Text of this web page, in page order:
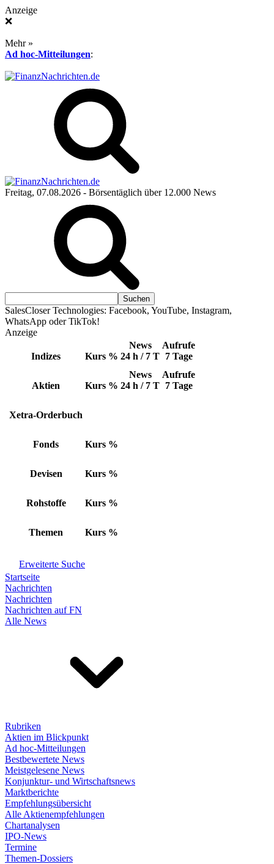
Anzeige
❌
Mehr »
Ad hoc-Mitteilungen:
Freitag, 07.08.2026 - Börsentäglich über 12.000 News
SalesCloser Technologies: Facebook, YouTube, Instagram,
WhatsApp oder TikTok!
Anzeige
Indizes Kurs %
News
24 h / 7 T
Aufrufe
7 Tage
Aktien Kurs %
News
24 h / 7 T
Aufrufe
7 Tage
Xetra-Orderbuch
Fonds Kurs %
Devisen Kurs %
Rohstoffe Kurs %
Themen Kurs %
Erweiterte Suche
Startseite
Nachrichten
Nachrichten
Nachrichten auf FN
Alle News
Rubriken
Aktien im Blickpunkt
Ad hoc-Mitteilungen
Bestbewertete News
Meistgelesene News
Konjunktur- und Wirtschaftsnews
Marktberichte
Empfehlungsübersicht
Alle Aktienempfehlungen
Chartanalysen
IPO-News
Termine
Themen-Dossiers